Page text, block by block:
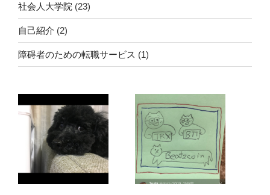
社会人大学院 (23)
自己紹介 (2)
障碍者のための転職サービス (1)